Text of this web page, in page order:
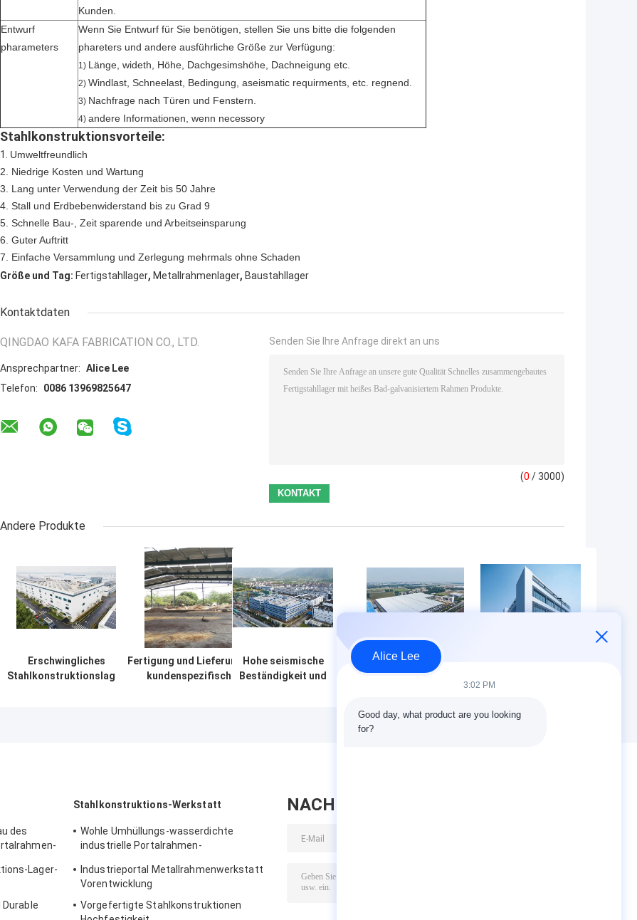
Kunden.
Entwurf
pharameters
Wenn Sie Entwurf für Sie benötigen, stellen Sie uns bitte die folgenden
phareters und andere ausführliche Größe zur Verfügung:
1) Länge, wideth, Höhe, Dachgesimshöhe, Dachneigung etc.
2) Windlast, Schneelast, Bedingung, aseismatic requirments, etc. regnend.
3) Nachfrage nach Türen und Fenstern.
4) andere Informationen, wenn necessory
Stahlkonstruktionsvorteile:
1. Umweltfreundlich
2. Niedrige Kosten und Wartung
3. Lang unter Verwendung der Zeit bis 50 Jahre
4. Stall und Erdbebenwiderstand bis zu Grad 9
5. Schnelle Bau-, Zeit sparende und Arbeitseinsparung
6. Guter Auftritt
7. Einfache Versammlung und Zerlegung mehrmals ohne Schaden
Größe und Tag: Fertigstahllager, Metallrahmenlager, Baustahllager
Kontaktdaten
QINGDAO KAFA FABRICATION CO., LTD.
Ansprechpartner: Alice Lee
Telefon:
0086 13969825647
Senden Sie Ihre Anfrage direkt an uns
(0 / 3000)
Andere Produkte
Erschwingliches
Stahlkonstruktionslager
Fertigung und Lieferung von
kundenspezifischen
Hohe seismische
Beständigkeit und
Stahlhallenlager mit
Stahlrahmenkonstruktion
baulichen Lösungen
mit Roll-up-Tür und
Verkleidung System
des
Lager-
Durable
Stahlkonstruktions-Werkstatt
Wohle Umhüllungs-wasserdichte
industrielle Portalrahmen-
Industrieportal Metallrahmenwerkstatt
Vorentwicklung
Vorgefertigte Stahlkonstruktionen
NACHRICHT HINTERLASSEN
Alice Lee
3:02 PM
Good day, what product are you looking
for?